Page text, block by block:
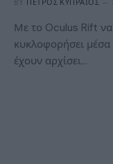
Με το Oculus Rift
κυκλοφορήσει
έχουν αρχίσει…